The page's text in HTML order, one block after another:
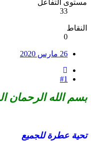
مستوى التفاعل
33
النقاط
0
26 مارس 2020
#1
بسم الله الرحمان
تحية عطرة للجميع